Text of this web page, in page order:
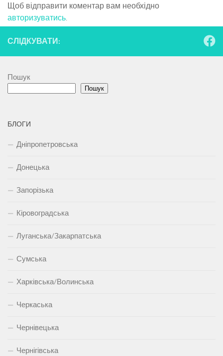
Щоб відправити коментар вам необхідно
авторизуватись.
СЛІДКУВАТИ:
Пошук
Пошук
БЛОГИ
Дніпропетровська
Донецька
Запорізька
Кіровоградська
Луганська/Закарпатська
Сумська
Харківська/Волинська
Черкаська
Чернівецька
Чернігівська